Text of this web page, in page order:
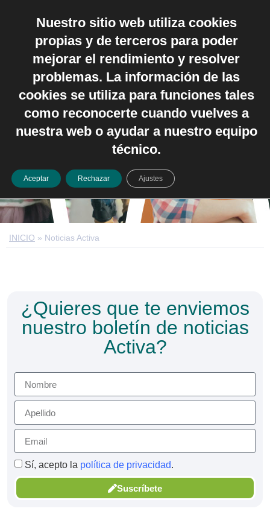
Español
Noticias Activa
INICIO » Noticias Activa
¿Quieres que te enviemos
nuestro boletín de noticias
Activa?
Sí, acepto la política de privacidad.
Suscríbete
Nuestro sitio web utiliza cookies
propias y de terceros para poder
mejorar el rendimiento y resolver
problemas. La información de las
cookies se utiliza para funciones tales
como reconocerte cuando vuelves a
nuestra web o ayudar a nuestro equipo
técnico.
Aceptar Rechazar Ajustes